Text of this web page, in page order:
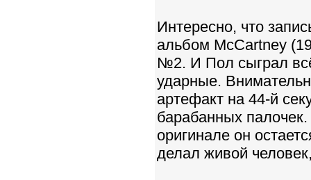
Интересно, что
альбом McCartney
№2. И Пол сыграл
ударные.
артефакт на 44-й
барабанных
оригинале он
делал живой